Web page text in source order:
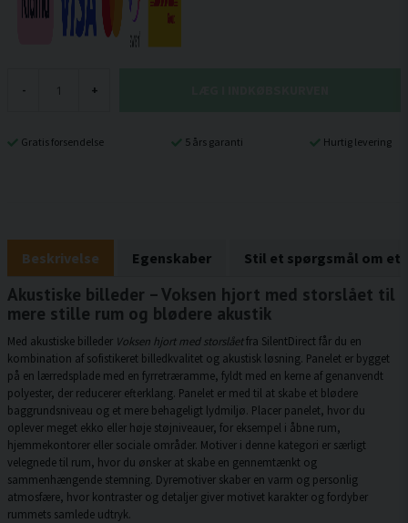
- +
Gratis forsendelse 5 års garanti Hurtig levering
Beskrivelse Egenskaber Stil et spørgsmål om et
Akustiske billeder – Voksen hjort med storslået til
mere stille rum og blødere akustik
Med akustiske billeder Voksen hjort med storslåetfra SilentDirect får du en
kombination af sofistikeret billedkvalitet og akustisk løsning. Panelet er bygget
på en lærredsplade med en fyrretræramme, fyldt med en kerne af genanvendt
polyester, der reducerer efterklang. Panelet er med til at skabe et blødere
baggrundsniveau og et mere behageligt lydmiljø. Placer panelet, hvor du
oplever meget ekko eller høje støjniveauer, for eksempel i åbne rum,
hjemmekontorer eller sociale områder. Motiver i denne kategori er særligt
velegnede til rum, hvor du ønsker at skabe en gennemtænkt og
sammenhængende stemning. Dyremotiver skaber en varm og personlig
atmosfære, hvor kontraster og detaljer giver motivet karakter og fordyber
rummets samlede udtryk.